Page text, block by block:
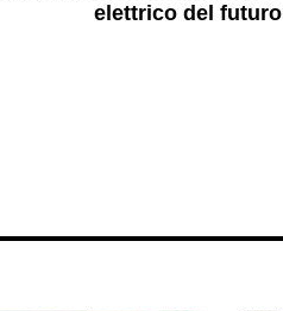
elettrico del futuro